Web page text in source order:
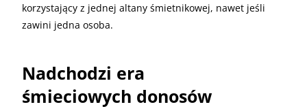
korzystający z jednej altany śmietnikowej, nawet jeśli
zawini jedna osoba.
Nadchodzi era
śmieciowych donosów